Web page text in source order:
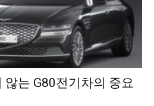
않는 G80전기차의 중요